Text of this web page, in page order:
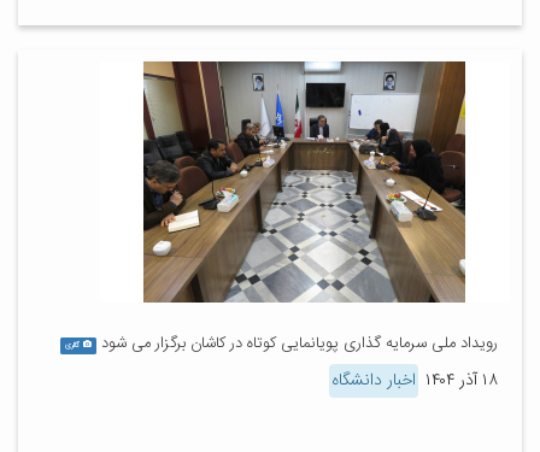
رویداد ملی سرمایه گذاری پویانمایی کوتاه در کاشان برگزار می شود گالری
۱۸ آذر ۱۴۰۴ اخبار دانشگاه